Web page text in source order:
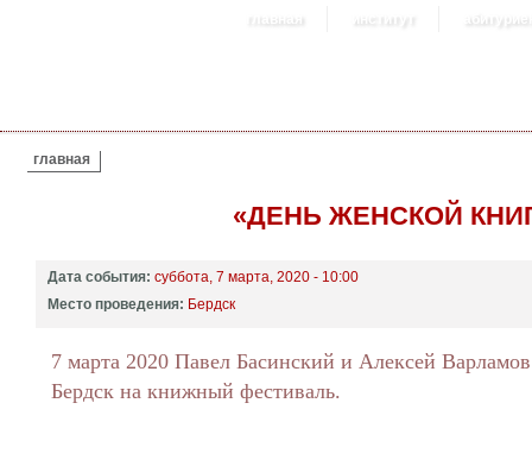
главная институт
ВЫ ЗДЕСЬ
главная
«ДЕНЬ ЖЕНСКОЙ
Дата события: суббота, 7 марта, 2020 - 10:00
Место проведения: Бердск
7 марта 2020 Павел Басинский и Алексей
Бердск на книжный фестиваль.